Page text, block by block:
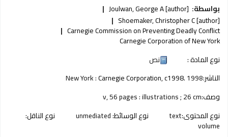
بواسطة: Joulwan, George A[author]
Shoemaker, Christopher C[author]
Carnegie Commission on Preventing Deadly Conflict
Carnegie Corporation of New York
نوع المادة :
نص
الناشر:
New York :Carnegie Corporation, c1998.1998
وصف:v, 56 pages : illustrations ; 26 cm
نوع المحتوى:text نوع الوسائط:unmediated نوع الناقل:
volume